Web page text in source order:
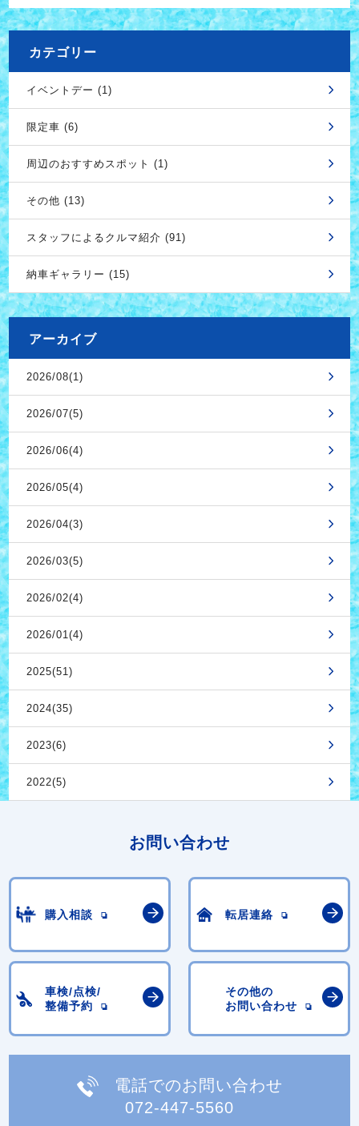
カテゴリー
イベントデー (1)
限定車 (6)
周辺のおすすめスポット (1)
その他 (13)
スタッフによるクルマ紹介 (91)
納車ギャラリー (15)
アーカイブ
2026/08(1)
2026/07(5)
2026/06(4)
2026/05(4)
2026/04(3)
2026/03(5)
2026/02(4)
2026/01(4)
2025(51)
2024(35)
2023(6)
2022(5)
お問い合わせ
購入相談 転居連絡
車検/点検/
整備予約
その他の
お問い合わせ
電話でのお問い合わせ
072-447-5560